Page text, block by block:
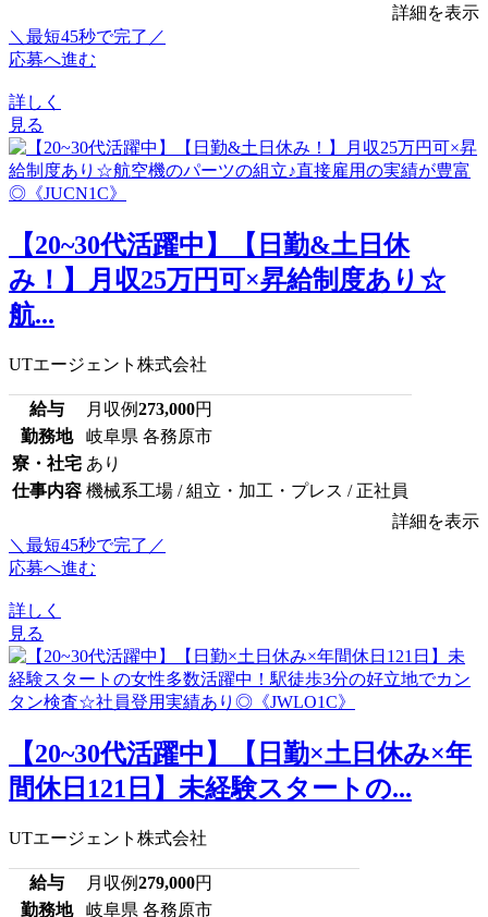
詳細を表示
＼最短45秒で完了／
応募へ進む
詳しく
見る
【20~30代活躍中】【日勤&土日休
み！】月収25万円可×昇給制度あり☆
航...
UTエージェント株式会社
給与 月収例273,000円
勤務地
岐阜県 各務原市
寮・社宅 あり
仕事内容 機械系工場 / 組立・加工・プレス / 正社員
詳細を表示
＼最短45秒で完了／
応募へ進む
詳しく
見る
【20~30代活躍中】【日勤×土日休み×年
間休日121日】未経験スタートの...
UTエージェント株式会社
給与 月収例279,000円
勤務地
岐阜県 各務原市